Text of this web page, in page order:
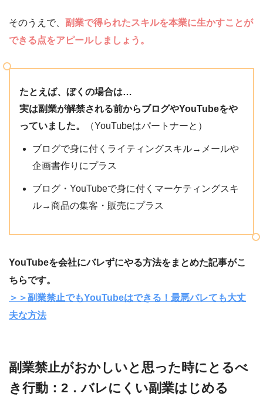
そのうえで、 副業で得られたスキルを本業に生かすことが
できる点をアピールしましょう。
たとえば、ぼくの場合は…
実は副業が解禁される前からブログやYouTubeをや
っていました。
（YouTubeはパートナーと）
ブログで身に付くライティングスキル→メールや
企画書作りにプラス
ブログ・YouTubeで身に付くマーケティングスキ
ル→商品の集客・販売にプラス
YouTubeを会社にバレずにやる方法をまとめた記事がこ
ちらです。
＞＞副業禁止でもYouTubeはできる！最悪バレても大丈
夫な方法
副業禁止がおかしいと思った時にとるべ
き行動：2．バレにくい副業はじめる